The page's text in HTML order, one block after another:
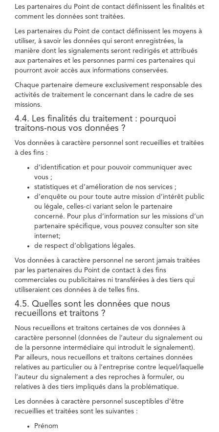
Les partenaires du Point de contact définissent les finalités et
comment les données sont traitées.
Les partenaires du Point de contact définissent les moyens à
utiliser, à savoir les données qui seront enregistrées, la
manière dont les signalements seront redirigés et attribués
aux partenaires et les personnes parmi ces partenaires qui
pourront avoir accès aux informations conservées.
Chaque partenaire demeure exclusivement responsable des
activités de traitement le concernant dans le cadre de ses
missions.
4.4. Les finalités du traitement : pourquoi
traitons-nous vos données ?
Vos données à caractère personnel sont recueillies et traitées
à des fins :
d’identification et pour pouvoir communiquer avec
vous ;
statistiques et d’amélioration de nos services ;
d’enquête ou pour toute autre mission d’intérêt public
ou légale, celles-ci variant selon le partenaire
concerné. Pour plus d’information sur les missions d’un
partenaire spécifique, vous pouvez consulter son site
internet;
de respect d’obligations légales.
Vos données à caractère personnel ne seront jamais traitées
par les partenaires du Point de contact à des fins
commerciales ou publicitaires ni transférées à des tiers qui
utiliseraient ces données à de telles fins.
4.5. Quelles sont les données que nous
recueillons et traitons ?
Nous recueillons et traitons certaines de vos données à
caractère personnel (données de l’auteur du signalement ou
de la personne intermédiaire qui introduit le signalement).
Par ailleurs, nous recueillons et traitons certaines données
relatives au particulier ou à l’entreprise contre lequel/laquelle
l’auteur du signalement a des reproches à formuler, ou
relatives à des tiers impliqués dans la problématique.
Les données à caractère personnel susceptibles d’être
recueillies et traitées sont les suivantes :
Prénom